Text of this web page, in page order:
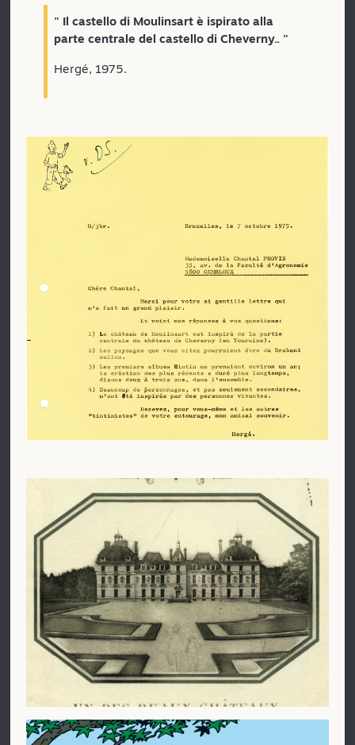
" Il castello di Moulinsart è ispirato alla
parte centrale del castello di Cheverny.. "
Hergé, 1975.